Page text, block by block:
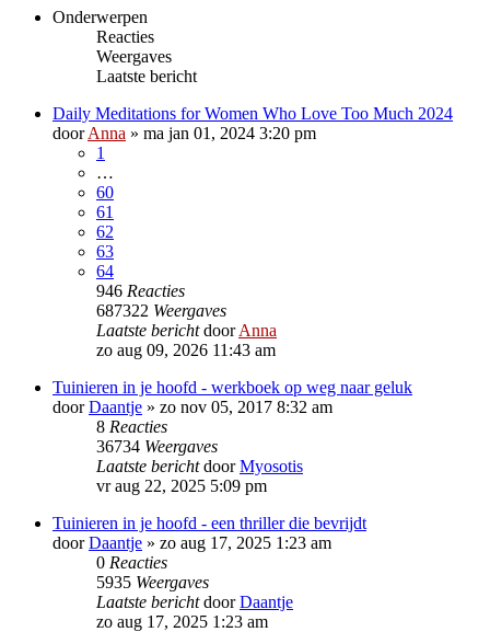
Onderwerpen
Reacties
Weergaves
Laatste bericht
Daily Meditations for Women Who Love Too Much 2024
doorAnna » ma jan 01, 2024 3:20 pm
1
…
60
61
62
63
64
946 Reacties
687322 Weergaves
Laatste berichtdoorAnna
zo aug 09, 2026 11:43 am
Tuinieren in je hoofd - werkboek op weg naar geluk
doorDaantje » zo nov 05, 2017 8:32 am
8 Reacties
36734 Weergaves
Laatste berichtdoorMyosotis
vr aug 22, 2025 5:09 pm
Tuinieren in je hoofd - een thriller die bevrijdt
doorDaantje » zo aug 17, 2025 1:23 am
0 Reacties
5935 Weergaves
Laatste berichtdoorDaantje
zo aug 17, 2025 1:23 am